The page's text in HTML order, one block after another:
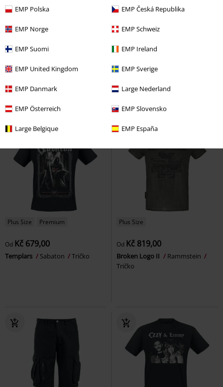
EMP Polska EMP Česká Republika
EMP Norge EMP Schweiz
EMP Suomi EMP Ireland
EMP United Kingdom EMP Sverige
EMP Danmark Large Nederland
EMP Österreich EMP Slovensko
Large Belgique EMP España
Exkluzivní
Kovové detaily
DMC
Kč 1.499,00
Kč 1.359,00
EMP Signature Collection
SLEVA 35%
Exkluzivní
DMC
Kč 2.499,00
Od Kč 1.614,00
Dark Reptile
Plus Size Premium
Od Kč 679,00
Templars Sabaton Tričko
Plus Size
Od Kč 819,00
Broken Logo II
Rammstein
Tričko